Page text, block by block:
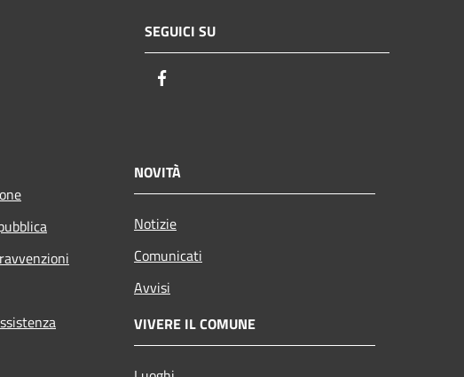
SEGUICI SU
NOVITÀ
Notizie
Comunicati
Avvisi
VIVERE IL COMUNE